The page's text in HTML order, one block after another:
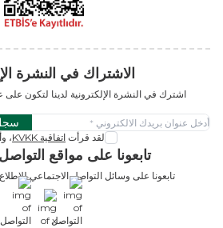
الاشتراك في النشرة
اشترك في النشرة الإلكترونية لدينا لتكون على
لقد قرأت اتفاقية KVKK ،
تابعونا على مواقع
تابعونا على وسائل التواصل الاجتماعي
x